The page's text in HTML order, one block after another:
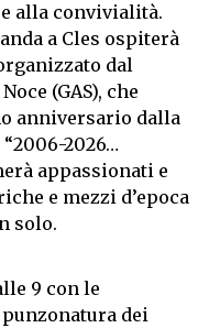
alla convivialità.
a Cles ospiterà
dal
(GAS), che
anniversario dalla
2026…
appassionati e
e mezzi d’epoca
solo.
9 con le
dei